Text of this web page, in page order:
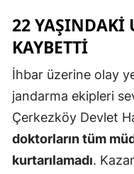
22 YAŞINDAKI
KAYBETTI
İhbar üzerine olay
jandarma ekipleri
Çerkezköy Devlet
doktorların tüm
kurtarılamadı.